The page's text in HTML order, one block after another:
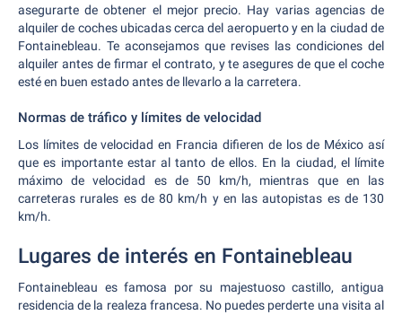
asegurarte de obtener el mejor precio. Hay varias agencias de
alquiler de coches ubicadas cerca del aeropuerto y en la ciudad de
Fontainebleau. Te aconsejamos que revises las condiciones del
alquiler antes de firmar el contrato, y te asegures de que el coche
esté en buen estado antes de llevarlo a la carretera.
Normas de tráfico y límites de velocidad
Los límites de velocidad en Francia difieren de los de México así
que es importante estar al tanto de ellos. En la ciudad, el límite
máximo de velocidad es de 50 km/h, mientras que en las
carreteras rurales es de 80 km/h y en las autopistas es de 130
km/h.
Lugares de interés en Fontainebleau
Fontainebleau es famosa por su majestuoso castillo, antigua
residencia de la realeza francesa. No puedes perderte una visita al